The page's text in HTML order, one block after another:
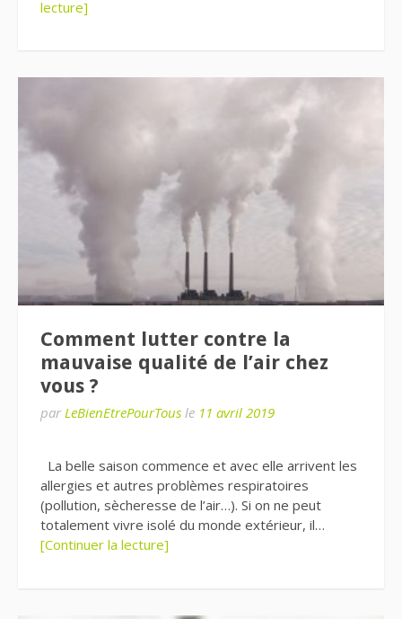
lecture]
Comment lutter contre la
mauvaise qualité de l’air chez
vous ?
par LeBienEtrePourTous le 11 avril 2019
La belle saison commence et avec elle arrivent les
allergies et autres problèmes respiratoires
(pollution, sècheresse de l’air…). Si on ne peut
totalement vivre isolé du monde extérieur, il…
[Continuer la lecture]